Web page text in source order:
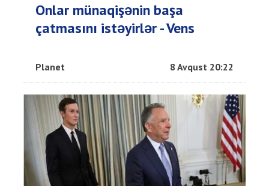
Onlar münaqişənin başa
çatmasını istəyirlər - Vens
Planet 8 Avqust 20:22